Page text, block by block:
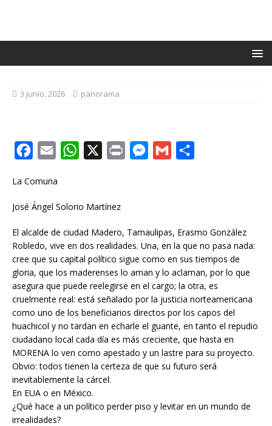
3 junio, 2026 panorama
c
e
o
o
k
a
i
W
t
A
p
p
M
n
g
e
r
r
t
i
r
La Comuna
José Ángel Solorio Martínez
El alcalde de ciudad Madero, Tamaulipas, Erasmo González
Robledo, vive en dos realidades. Una, en la que no pasa nada:
cree que su capital político sigue como en sus tiempos de
gloria, que los maderenses lo aman y lo aclaman, por lo que
asegura que puede reelegirse en el cargo; la otra, es
cruelmente real: está señalado por la justicia norteamericana
como uno de los beneficiarios directos por los capos del
huachicol y no tardan en echarle el guante, en tanto el repudio
ciudadano local cada día es más creciente, que hasta en
MORENA lo ven como apestado y un lastre para su proyecto.
Obvio: todos tienen la certeza de que su futuro será
inevitablemente la cárcel.
En EUA o en México.
¿Qué hace a un político perder piso y levitar en un mundo de
irrealidades?